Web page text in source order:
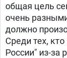
общая цель
очень
должно
Среди тех,
России" из-за